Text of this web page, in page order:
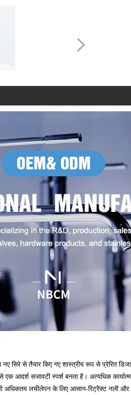
नए सिरे से तैयार किए गए शास्त्रीय रूप से प्रेरित
आदर्श सजावटी स्पर्श बनता है। अत्यधिक
अधिकतम लचीलेपन के लिए आसान-रिट्रैक्ट नली